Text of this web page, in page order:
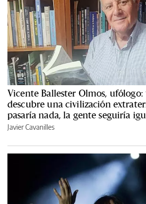
Vicente Ballester Olmos, ufólogo:
descubre una civilización
pasaría nada, la gente seguiría
Javier Cavanilles